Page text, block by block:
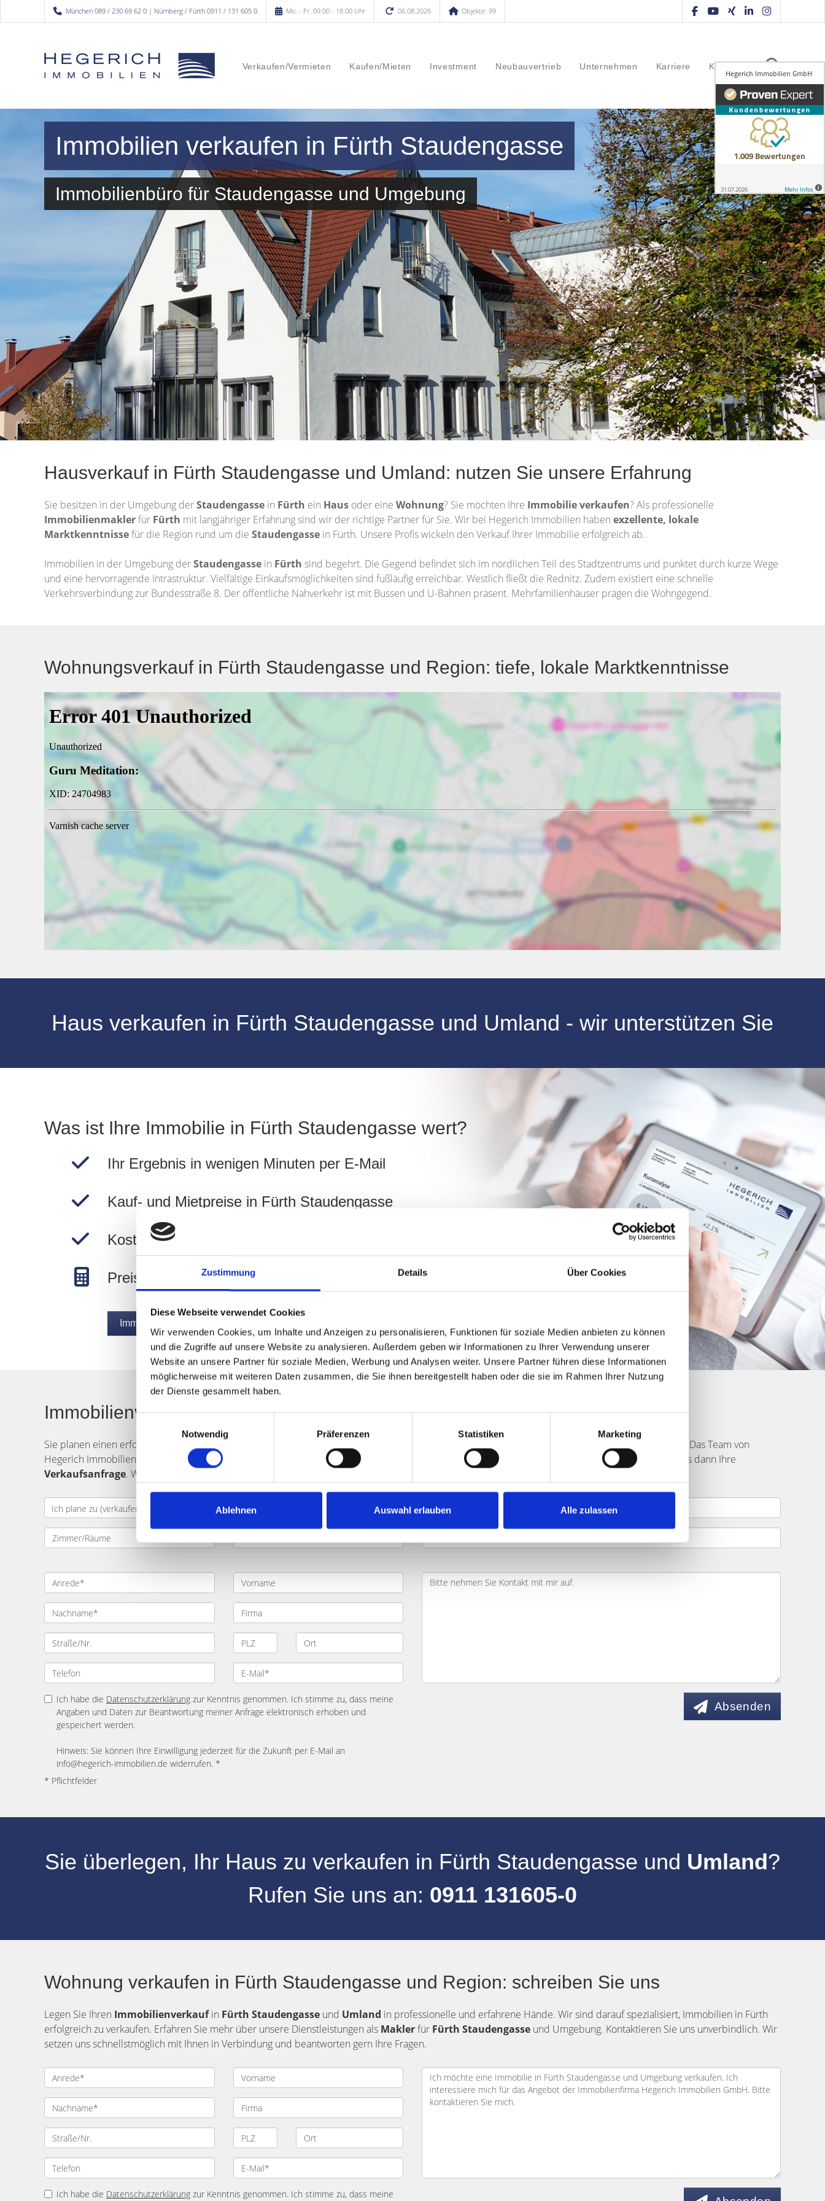
Zustimmung Details Über Cookies
Diese Webseite verwendet Cookies
Wir verwenden Cookies, um Inhalte und Anzeigen zu personalisieren, Funktionen für soziale Medien anbieten zu können
und die Zugriffe auf unsere Website zu analysieren. Außerdem geben wir Informationen zu Ihrer Verwendung unserer
Website an unsere Partner für soziale Medien, Werbung und Analysen weiter. Unsere Partner führen diese Informationen
möglicherweise mit weiteren Daten zusammen, die Sie ihnen bereitgestellt haben oder die sie im Rahmen Ihrer Nutzung
der Dienste gesammelt haben.
Notwendig
Präferenzen Statistiken Marketing
Ablehnen Auswahl erlauben Alle zulassen
München 089 / 230 69 62 0 | Nürnberg / Fürth 0911 / 131 605 0 Mo. - Fr. 09.00 - 18.00 Uhr 06.08.2026 Objekte: 99
Verkaufen/Vermieten Kaufen/Mieten Investment Neubauvertrieb Unternehmen Karriere Kontakt
Immobilien verkaufen in Fürth Staudengasse
Immobilienbüro für Staudengasse und Umgebung
Hausverkauf in Fürth Staudengasse und Umland: nutzen Sie unsere Erfahrung
Sie besitzen in der Umgebung derStaudengasse in Fürth ein Haus oder eine Wohnung? Sie möchten Ihre Immobilieverkaufen? Als professionelle
Immobilienmaklerfür Fürth mit langjähriger Erfahrung sind wir der richtige Partner für Sie. Wir bei Hegerich Immobilien haben exzellente, lokale
Marktkenntnissefür die Region rund um die Staudengasse in Fürth. Unsere Profis wickeln den Verkauf Ihrer Immobilie erfolgreich ab.
Immobilien in der Umgebung derStaudengasse in Fürth sind begehrt. Die Gegend befindet sich im nördlichen Teil des Stadtzentrums und punktet durch kurze Wege
und eine hervorragende Intrastruktur. Vielfältige Einkaufsmöglichkeiten sind fußläufig erreichbar. Westlich fließt die Rednitz. Zudem existiert eine schnelle
Verkehrsverbindung zur Bundesstraße 8. Der öffentliche Nahverkehr ist mit Bussen und U-Bahnen präsent. Mehrfamilienhäuser prägen die Wohngegend.
Wohnungsverkauf in Fürth Staudengasse und Region: tiefe, lokale Marktkenntnisse
Haus verkaufen in Fürth Staudengasse und Umland - wir unterstützen Sie
Was ist Ihre Immobilie in Fürth Staudengasse wert?
Ihr Ergebnis in wenigen Minuten per E-Mail
Kauf- und Mietpreise in Fürth Staudengasse
Kostenlos und unverbindlich
Preise in Fürth Staudengasse berechnen!
Immobilie jetzt bewerten
Immobilienverkauf in Fürth Staudengasse und Umgebung: Käufer finden
Sie planen einen erfolgreichen
? Sie möchten schnell den richtigen Käufer finden? Das Team von
Hegerich Immobilien unterstützt Sie umfassend. Geben Sie die wichtigsten Daten zu Ihrem Objekt in das nachfolgende Formular ein. Senden Sie uns dann Ihre
Verkaufsanfrage. Wir kontaktieren Sie schnellstmöglich und besprechen gern mit Ihnen Ihr Projekt.
Ich habe die Datenschutzerklärung zur Kenntnis genommen. Ich stimme zu, dass meine
Angaben und Daten zur Beantwortung meiner Anfrage elektronisch erhoben und
gespeichert werden.
Hinweis: Sie können Ihre Einwilligung jederzeit für die Zukunft per E-Mail an
info@hegerich-immobilien.de widerrufen. *
* Pflichtfelder
Absenden
Sie überlegen, Ihr Haus zu verkaufen in Fürth Staudengasse und Umland?
Rufen Sie uns an: 0911 131605-0
Wohnung verkaufen in Fürth Staudengasse und Region: schreiben Sie uns
Legen Sie Ihren Immobilienverkaufin Fürth Staudengasse und Umland in professionelle und erfahrene Hände. Wir sind darauf spezialisiert, Immobilien in Fürth
erfolgreich zu verkaufen. Erfahren Sie mehr über unsere Dienstleistungen als Maklerfür Fürth Staudengasse und Umgebung. Kontaktieren Sie uns unverbindlich. Wir
setzen uns schnellstmöglich mit Ihnen in Verbindung und beantworten gern Ihre Fragen.
Ich habe die Datenschutzerklärung zur Kenntnis genommen. Ich stimme zu, dass meine